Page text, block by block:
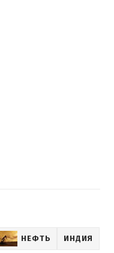
НЕФТЬ ИНДИЯ